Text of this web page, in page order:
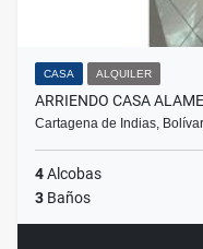
CASA ALQUILER
ARRIENDO CASA
Cartagena de Indias,
4Alcobas
3 Baños